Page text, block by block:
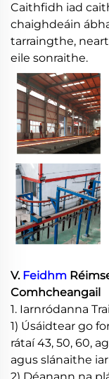
Caithfidh iad
chaighdeáin
tarraingthe,
eile sonraithe.
V. Feidhm
Comhcheangail
1. Iarnródanna
1) Úsáidtear go
rátaí 43, 50, 60,
agus slánaithe